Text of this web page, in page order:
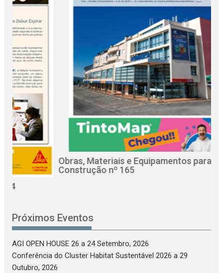
Obras, Materiais e Equipamentos para a
Construção nº 165
Próximos Eventos
AGI OPEN HOUSE 26 a 24 Setembro, 2026
Conferência do Cluster Habitat Sustentável 2026 a 29
Outubro, 2026